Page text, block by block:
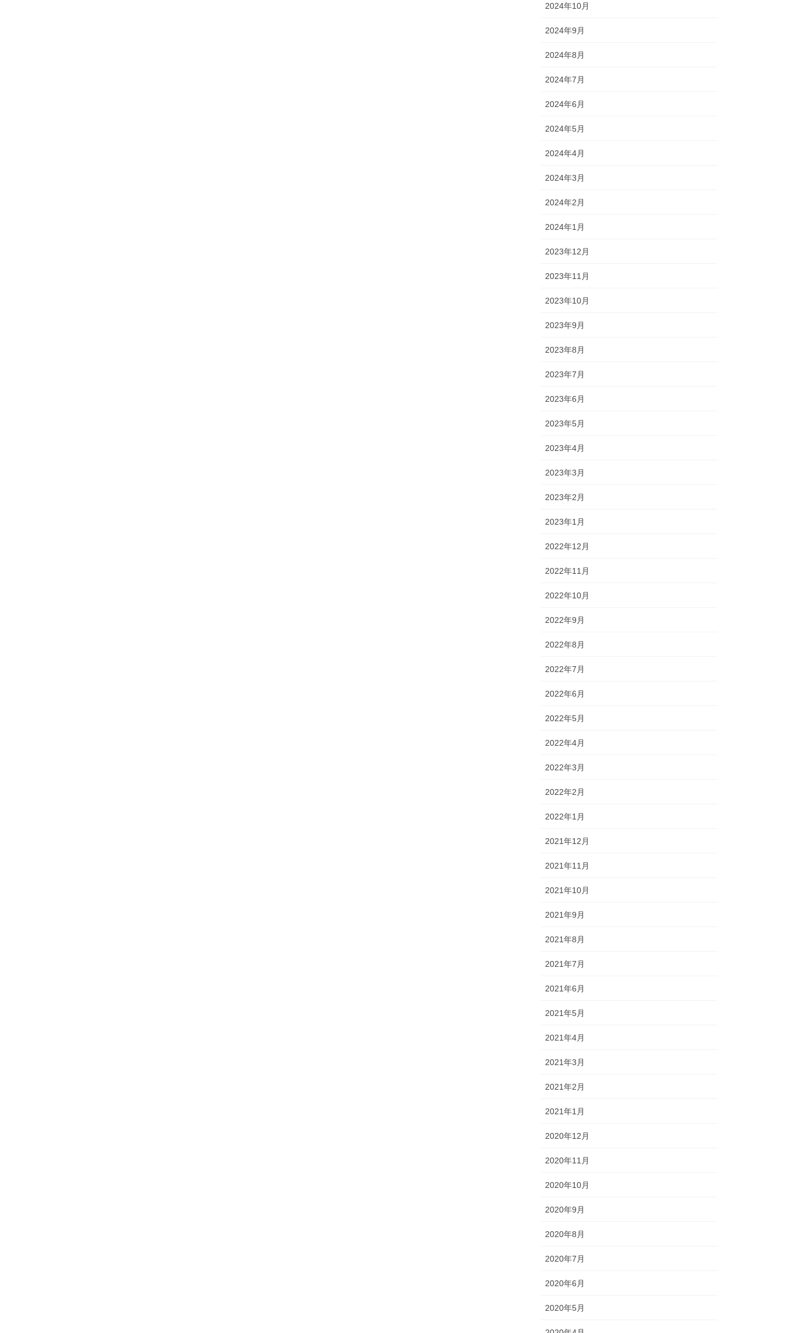
2024年10月
2024年9月
2024年8月
2024年7月
2024年6月
2024年5月
2024年4月
2024年3月
2024年2月
2024年1月
2023年12月
2023年11月
2023年10月
2023年9月
2023年8月
2023年7月
2023年6月
2023年5月
2023年4月
2023年3月
2023年2月
2023年1月
2022年12月
2022年11月
2022年10月
2022年9月
2022年8月
2022年7月
2022年6月
2022年5月
2022年4月
2022年3月
2022年2月
2022年1月
2021年12月
2021年11月
2021年10月
2021年9月
2021年8月
2021年7月
2021年6月
2021年5月
2021年4月
2021年3月
2021年2月
2021年1月
2020年12月
2020年11月
2020年10月
2020年9月
2020年8月
2020年7月
2020年6月
2020年5月